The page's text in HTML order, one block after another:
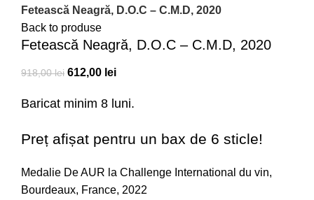
Fetească Neagră, D.O.C – C.M.D, 2020
Back to produse
Fetească Neagră, D.O.C – C.M.D, 2020
918,00lei 612,00 lei
Baricat minim 8 luni.
Preț afișat pentru un bax de 6 sticle!
Medalie De AUR la Challenge International du vin,
Bourdeaux, France, 2022